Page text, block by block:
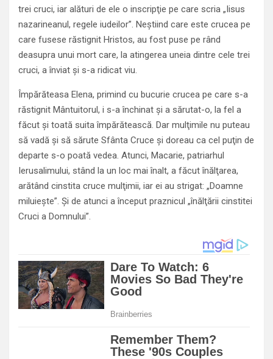
trei cruci, iar alături de ele o inscripţie pe care scria „Iisus
nazarineanul, regele iudeilor”. Neştiind care este crucea pe
care fusese răstignit Hristos, au fost puse pe rând
deasupra unui mort care, la atingerea uneia dintre cele trei
cruci, a înviat şi s-a ridicat viu.
Împărăteasa Elena, primind cu bucurie crucea pe care s-a
răstignit Mântuitorul, i s-a închinat şi a sărutat-o, la fel a
făcut şi toată suita împărătească. Dar mulţimile nu puteau
să vadă şi să sărute Sfânta Cruce şi doreau ca cel puţin de
departe s-o poată vedea. Atunci, Macarie, patriarhul
Ierusalimului, stând la un loc mai înalt, a făcut înălţarea,
arătând cinstita cruce mulţimii, iar ei au strigat: „Doamne
miluieşte”. Şi de atunci a început praznicul „înălţării cinstitei
Cruci a Domnului”.